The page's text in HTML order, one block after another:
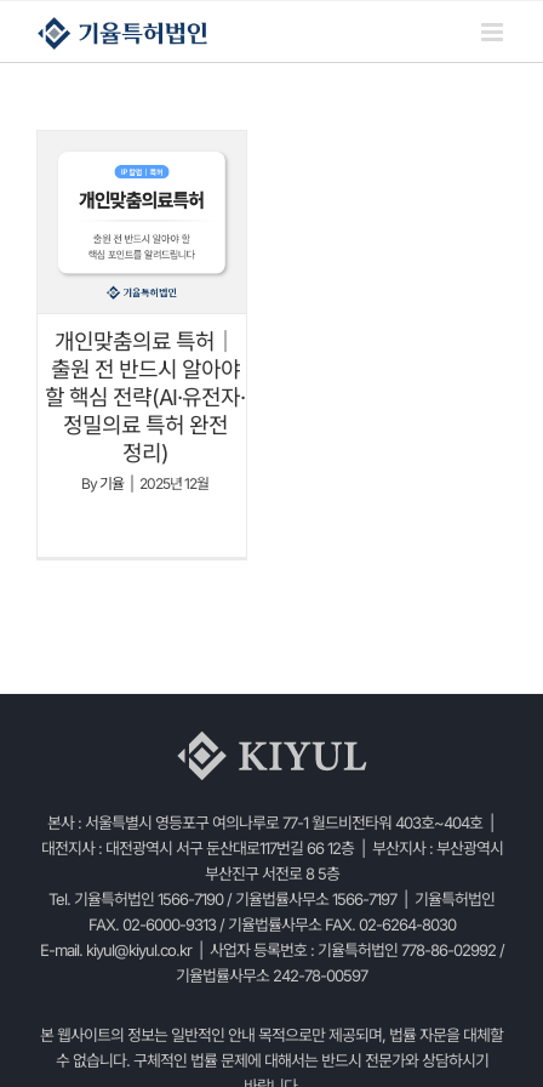
콘텐츠로
건너뛰기
개인맞춤의료 특허｜
출원 전 반드시 알아야
할 핵심 전략(AI·유전자·
정밀의료 특허 완전
정리)
By기율 2025년 12월
본사 : 서울특별시 영등포구 여의나루로 77-1 월드비전타워 403호~404호 |
대전지사 : 대전광역시 서구 둔산대로117번길 66 12층 | 부산지사 : 부산광역시
부산진구 서전로 8 5층
Tel. 기율특허법인 1566-7190 / 기율법률사무소 1566-7197 | 기율특허법인
FAX. 02-6000-9313 / 기율법률사무소 FAX. 02-6264-8030
E-mail. kiyul@kiyul.co.kr| 사업자 등록번호 : 기율특허법인 778-86-02992 /
기율법률사무소 242-78-00597
본 웹사이트의 정보는 일반적인 안내 목적으로만 제공되며, 법률 자문을 대체할
수 없습니다. 구체적인 법률 문제에 대해서는 반드시 전문가와 상담하시기